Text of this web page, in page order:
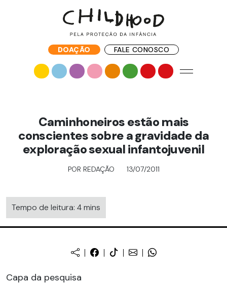
DOAÇÃO FALE CONOSCO
Caminhoneiros estão mais
conscientes sobre a gravidade da
exploração sexual infantojuvenil
POR REDAÇÃO 13/07/2011
Tempo de leitura: 4 mins
Capa da pesquisa